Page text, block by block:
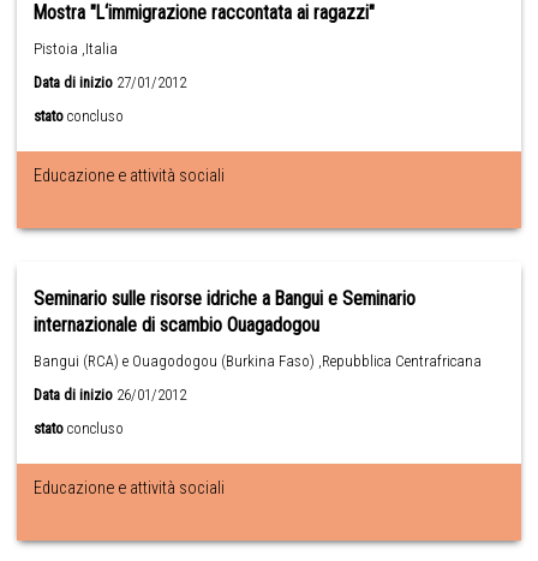
Mostra "L‘immigrazione raccontata ai ragazzi"
Pistoia ,Italia
Data di inizio 27/01/2012
stato concluso
Educazione e attività sociali
Seminario sulle risorse idriche a Bangui e Seminario
internazionale di scambio Ouagadogou
Bangui (RCA) e Ouagodogou (Burkina Faso) ,Repubblica Centrafricana
Data di inizio 26/01/2012
stato concluso
Educazione e attività sociali